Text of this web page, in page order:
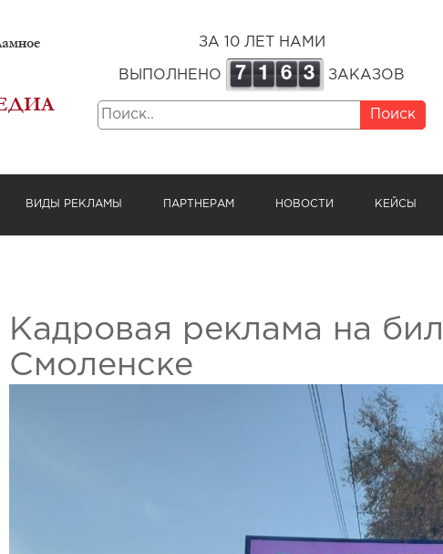
ЗА 10 ЛЕТ НАМИ
ВЫПОЛНЕНО 7 1 6 3 ЗАКАЗОВ
Поиск
ВИДЫ РЕКЛАМЫ ПАРТНЕРАМ НОВОСТИ КЕЙСЫ
Кадровая реклама на
Смоленске